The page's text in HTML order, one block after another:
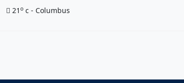
21 o c - Columbus